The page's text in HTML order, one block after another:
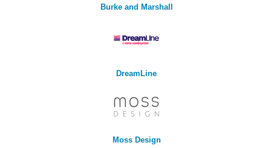
Burke and Marshall
DreamLine
Moss Design